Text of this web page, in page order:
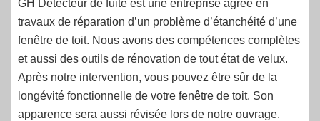
GH Détecteur de fuite est une entreprise agrée en
travaux de réparation d’un problème d’étanchéité d’une
fenêtre de toit. Nous avons des compétences complètes
et aussi des outils de rénovation de tout état de velux.
Après notre intervention, vous pouvez être sûr de la
longévité fonctionnelle de votre fenêtre de toit. Son
apparence sera aussi révisée lors de notre ouvrage.